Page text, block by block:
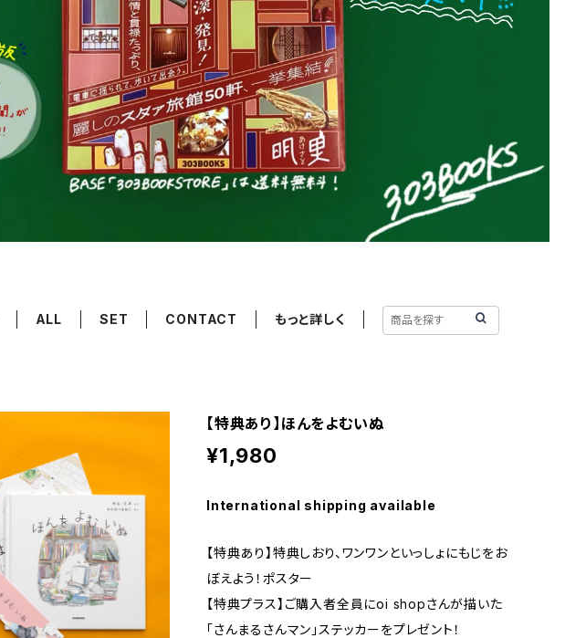
ALL SET CONTACT もっと詳しく
【特典あり】ほんをよむいぬ
¥1,980
International shipping available
【特典あり】特典しおり、ワンワンといっしょにもじをお
ぼえよう！ポスター
【特典プラス】ご購入者全員にoi shopさんが描いた
「さんまるさんマン」ステッカーをプレゼント！